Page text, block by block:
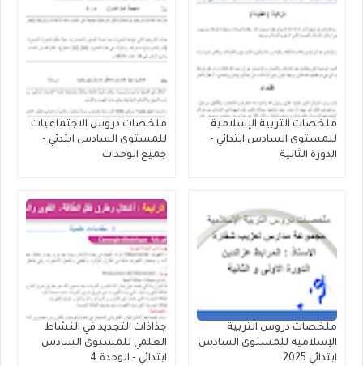
ملخصات التربية الإسلامية
للمستوى السادس ابتدائي -
الدورة الثانية
ملخصات دروس الاجتماعيات
للمستوى السادس ابتدئي -
جميع الوحدات
ملخصات دروس التربية
الإسلامية للمستوى السادس
ابتدائي 2025
جذاذات التجديد في النشاط
العلمي للمستوى السادس
ابتدائي - الوحدة 4